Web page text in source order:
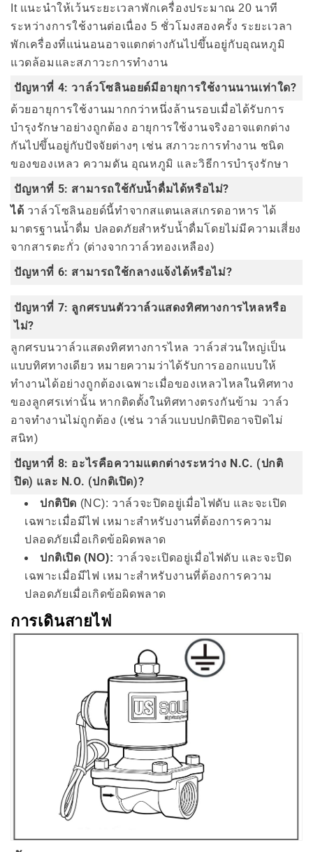
It แนะนำให้เว้นระยะเวลาพักเครื่องประมาณ 20 นาที
ระหว่างการใช้งานต่อเนื่อง 5 ชั่วโมงสองครั้ง ระยะเวลา
พักเครื่องที่แน่นอนอาจแตกต่างกันไปขึ้นอยู่กับอุณหภูมิ
แวดล้อมและสภาวะการทำงาน
ปัญหาที่ 4: วาล์วโซลินอยด์มีอายุการใช้งานนานเท่าใด?
ด้วยอายุการใช้งานมากกว่าหนึ่งล้านรอบเมื่อได้รับการ
บำรุงรักษาอย่างถูกต้อง อายุการใช้งานจริงอาจแตกต่าง
กันไปขึ้นอยู่กับปัจจัยต่างๆ เช่น สภาวะการทำงาน ชนิด
ของของเหลว ความดัน อุณหภูมิ และวิธีการบำรุงรักษา
ปัญหาที่ 5: สามารถใช้กับน้ำดื่มได้หรือไม่?
ได้ วาล์วโซลินอยด์นี้ทำจากสแตนเลสเกรดอาหาร ได้
มาตรฐานน้ำดื่ม ปลอดภัยสำหรับน้ำดื่มโดยไม่มีความเสี่ยง
จากสารตะกั่ว (ต่างจากวาล์วทองเหลือง)
ปัญหาที่ 6: สามารถใช้กลางแจ้งได้หรือไม่?
ปัญหาที่ 7: ลูกศรบนตัววาล์วแสดงทิศทางการไหลหรือ
ไม่?
ลูกศรบนวาล์วแสดงทิศทางการไหล วาล์วส่วนใหญ่เป็น
แบบทิศทางเดียว หมายความว่าได้รับการออกแบบให้
ทำงานได้อย่างถูกต้องเฉพาะเมื่อของเหลวไหลในทิศทาง
ของลูกศรเท่านั้น หากติดตั้งในทิศทางตรงกันข้าม วาล์ว
อาจทำงานไม่ถูกต้อง (เช่น วาล์วแบบปกติปิดอาจปิดไม่
สนิท)
ปัญหาที่ 8: อะไรคือความแตกต่างระหว่าง N.C. (ปกติ
ปิด) และ N.O. (ปกติเปิด)?
ปกติปิด (NC): วาล์วจะปิดอยู่เมื่อไฟดับ และจะเปิด
เฉพาะเมื่อมีไฟ เหมาะสำหรับงานที่ต้องการความ
ปลอดภัยเมื่อเกิดข้อผิดพลาด
ปกติเปิด (NO): วาล์วจะเปิดอยู่เมื่อไฟดับ และจะปิด
เฉพาะเมื่อมีไฟ เหมาะสำหรับงานที่ต้องการความ
ปลอดภัยเมื่อเกิดข้อผิดพลาด
การเดินสายไฟ